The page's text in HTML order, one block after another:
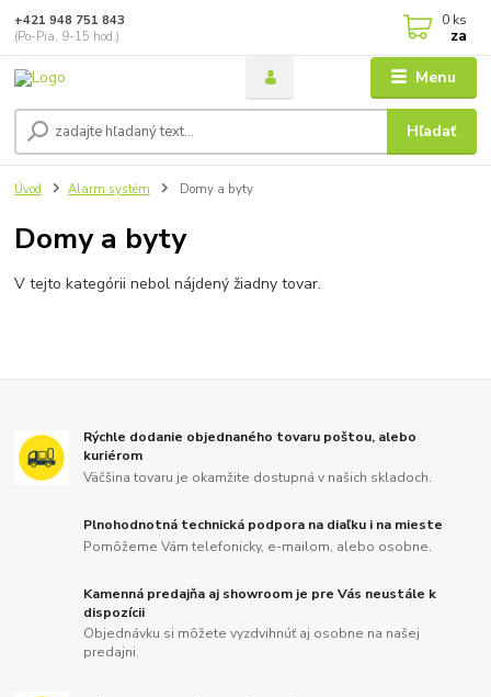
Menu
Hľadať
+421 948 751 843
(Po-Pia, 9-15 hod.)
0 ks
za
Úvod Alarm systém Domy a byty
Domy a byty
V tejto kategórii nebol nájdený žiadny tovar.
Rýchle dodanie objednaného tovaru poštou, alebo
kuriérom
Väčšina tovaru je okamžite dostupná v našich skladoch.
Plnohodnotná technická podpora na diaľku i na mieste
Pomôžeme Vám telefonicky, e-mailom, alebo osobne.
Kamenná predajňa aj showroom je pre Vás neustále k
dispozícii
Objednávku si môžete vyzdvihnúť aj osobne na našej
predajni.